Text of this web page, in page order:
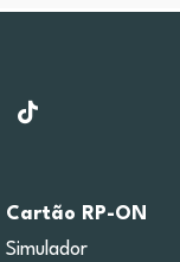
Cartão RP-ON
Simulador